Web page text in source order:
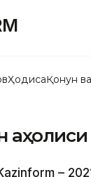
ҲодисаҚонун
–